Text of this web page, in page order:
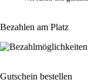
Bezahlen am Platz
Gutschein bestellen